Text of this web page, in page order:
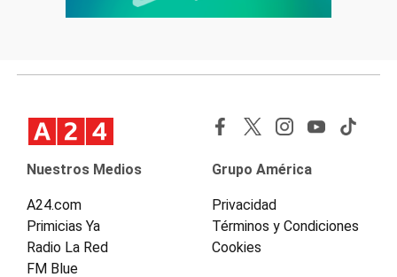
Nuestros Medios
A24.com
Primicias Ya
Radio La Red
FM Blue
Grupo América
Privacidad
Términos y Condiciones
Cookies